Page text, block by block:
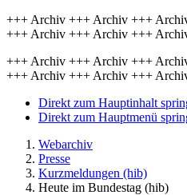
+++ Archiv +++ Archiv +++
+++ Archiv +++ Archiv +++
+++ Archiv +++ Archiv +++
+++ Archiv +++ Archiv +++
Direkt zum Hauptinhalt
Direkt zum Hauptmenü
Webarchiv
Presse
Kurzmeldungen (hib)
Heute im Bundestag (hib)